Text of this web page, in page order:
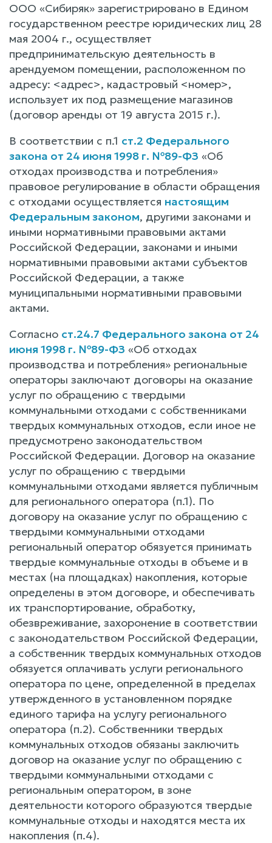
ООО «Сибиряк» зарегистрировано в Едином
государственном реестре юридических лиц 28
мая 2004 г., осуществляет
предпринимательскую деятельность в
арендуемом помещении, расположенном по
адресу: <адрес>, кадастровый <номер>,
использует их под размещение магазинов
(договор аренды от 19 августа 2015 г.).
В соответствии с п.1 ст.2 Федерального
закона от 24 июня 1998 г. №89-ФЗ «Об
отходах производства и потребления»
правовое регулирование в области обращения
с отходами осуществляется настоящим
Федеральным законом, другими законами и
иными нормативными правовыми актами
Российской Федерации, законами и иными
нормативными правовыми актами субъектов
Российской Федерации, а также
муниципальными нормативными правовыми
актами.
Согласно ст.24.7 Федерального закона от 24
июня 1998 г. №89-ФЗ «Об отходах
производства и потребления» региональные
операторы заключают договоры на оказание
услуг по обращению с твердыми
коммунальными отходами с собственниками
твердых коммунальных отходов, если иное не
предусмотрено законодательством
Российской Федерации. Договор на оказание
услуг по обращению с твердыми
коммунальными отходами является публичным
для регионального оператора (п.1). По
договору на оказание услуг по обращению с
твердыми коммунальными отходами
региональный оператор обязуется принимать
твердые коммунальные отходы в объеме и в
местах (на площадках) накопления, которые
определены в этом договоре, и обеспечивать
их транспортирование, обработку,
обезвреживание, захоронение в соответствии
с законодательством Российской Федерации,
а собственник твердых коммунальных отходов
обязуется оплачивать услуги регионального
оператора по цене, определенной в пределах
утвержденного в установленном порядке
единого тарифа на услугу регионального
оператора (п.2). Собственники твердых
коммунальных отходов обязаны заключить
договор на оказание услуг по обращению с
твердыми коммунальными отходами с
региональным оператором, в зоне
деятельности которого образуются твердые
коммунальные отходы и находятся места их
накопления (п.4).